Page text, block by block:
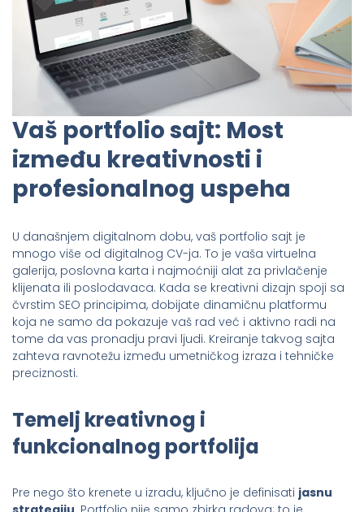
Vaš portfolio sajt: Most
između kreativnosti i
profesionalnog uspeha
U današnjem digitalnom dobu, vaš portfolio sajt je
mnogo više od digitalnog CV-ja. To je vaša virtuelna
galerija, poslovna karta i najmoćniji alat za privlačenje
klijenata ili poslodavaca. Kada se kreativni dizajn spoji sa
čvrstim SEO principima, dobijate dinamičnu platformu
koja ne samo da pokazuje vaš rad već i aktivno radi na
tome da vas pronadju pravi ljudi. Kreiranje takvog sajta
zahteva ravnotežu između umetničkog izraza i tehničke
preciznosti.
Temelj kreativnog i
funkcionalnog portfolija
Pre nego što krenete u izradu, ključno je definisati jasnu